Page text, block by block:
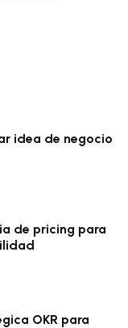
idea de negocio
de pricing para
OKR para